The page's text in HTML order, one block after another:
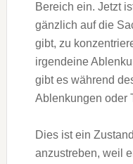
Bereich ein. Jetzt
gänzlich auf die
gibt, zu
irgendeine
gibt es während
Ablenkungen oder
Dies ist ein
anzustreben, weil